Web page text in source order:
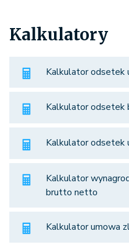
Kalkulatory
Kalkulator odsetek
Kalkulator odsetek
Kalkulator odsetek
Kalkulator
brutto netto
Kalkulator umowa